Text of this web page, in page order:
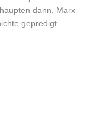
dann, Marx
gepredigt –